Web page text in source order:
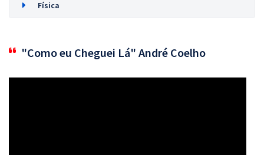
Física
"Como eu Cheguei Lá" André Coelho